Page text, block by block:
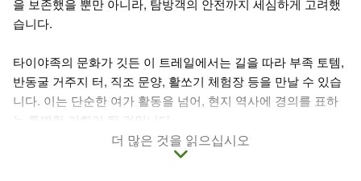
습니다.
타이야족의 문화가 깃든 이 트레일에서는 길을 따라 부족 토템,
반동굴 거주지 터, 직조 문양, 활쏘기 체험장 등을 만날 수 있습
니다. 이는 단순한 여가 활동을 넘어, 현지 역사에 경의를 표하
는 특별한 기회가 될 것입니다.
온라인 환산(環山) 사냥꾼 트레일>>
더 많은 것을 읽으십시오